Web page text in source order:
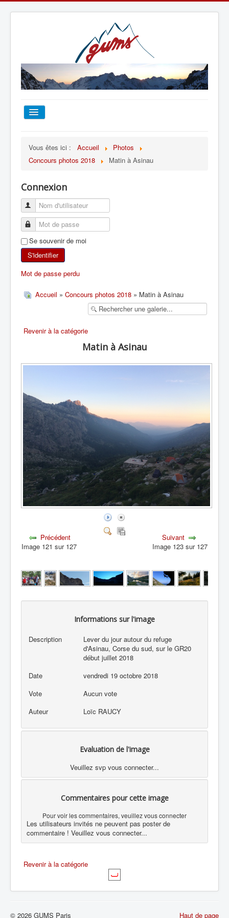
TOUT SUR LE GUMS
ESCALADE
ALPINISME
SKI DE RANDONNÉE
RANDONNÉE SPORTIVE
Vous êtes ici : Accueil
Photos
Concours photos 2018
Matin à Asinau
Connexion
Se souvenir de moi
S'identifier
Mot de passe perdu
Accueil » Concours photos 2018 » Matin à Asinau
Revenir à la catégorie
Matin à Asinau
Précédent
Image 121 sur 127
Suivant
Image 123 sur 127
Informations sur l'image
Description
Lever du jour autour du refuge
d'Asinau, Corse du sud, sur le GR20
début juillet 2018
Date
vendredi 19 octobre 2018
Vote
Aucun vote
Auteur
Loïc RAUCY
Evaluation de l'image
Veuillez svp vous connecter...
Commentaires pour cette image
Pour voir les commentaires, veuillez vous connecter
Les utilisateurs invités ne peuvent pas poster de
commentaire ! Veuillez vous connecter...
Revenir à la catégorie
Haut de page
© 2026 GUMS Paris